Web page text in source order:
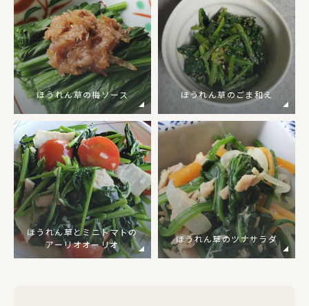
ほうれん草の梅ソース ほうれん草のごま和え
ほうれん草とミニトマトの
アーリオオーリオ
ほうれん草のツナサラダ